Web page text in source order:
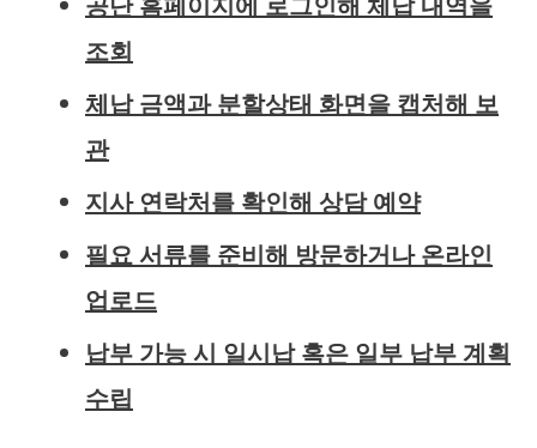
조회
체납 금액과 분할상태 화면을 캡처해 보
관
지사 연락처를 확인해 상담 예약
필요 서류를 준비해 방문하거나 온라인
업로드
납부 가능 시 일시납 혹은 일부 납부 계획
수립